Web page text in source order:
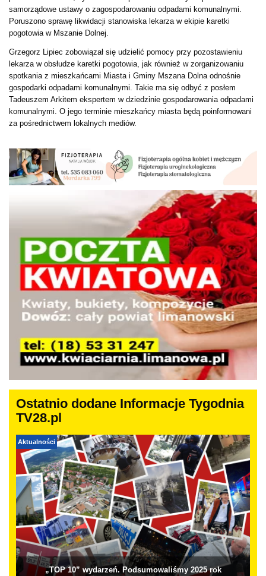
samorządowe ustawy o zagospodarowaniu odpadami komunalnymi.
Poruszono sprawę likwidacji stanowiska lekarza w ekipie karetki
pogotowia w Mszanie Dolnej.
Grzegorz Lipiec zobowiązał się udzielić pomocy przy pozostawieniu
lekarza w obsłudze karetki pogotowia, jak również w zorganizowaniu
spotkania z mieszkańcami Miasta i Gminy Mszana Dolna odnośnie
gospodarki odpadami komunalnymi. Takie ma się odbyć z posłem
Tadeuszem Arkitem ekspertem w dziedzinie gospodarowania odpadami
komunalnymi. O jego terminie mieszkańcy miasta będą poinformowani
za pośrednictwem lokalnych mediów.
Ostatnio dodane Informacje Tygodnia
TV28.pl
Aktualności
„TOP 10” wydarzeń. Podsumowaliśmy 2025 rok